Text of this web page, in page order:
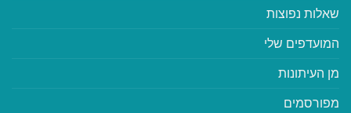
שאלות נפוצות
המועדפים שלי
מן העיתונות
מפורסמים